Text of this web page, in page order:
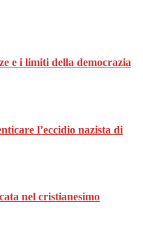
e i limiti della democrazia
l’eccidio nazista di
nel cristianesimo